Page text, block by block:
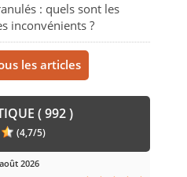
: quels sont les
inconvénients ?
les articles
( 992 )
(4,7/5)
2026